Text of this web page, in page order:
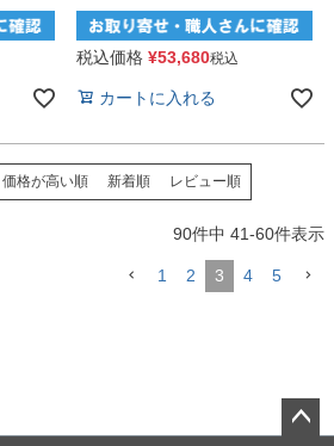
税込価格 ¥53,680税込
カートに入れる
価格が高い順 新着順 レビュー順
90件中 41-60件表示
1 2 3 4 5